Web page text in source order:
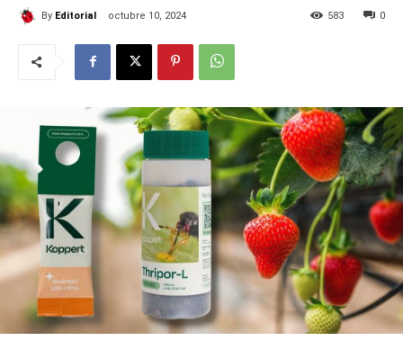
By Editorial octubre 10, 2024 0
583